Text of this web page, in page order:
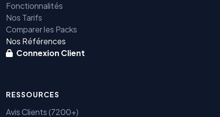
Fonctionnalités
Nos Tarifs
Comparer les Packs
Nos Références
Connexion Client
RESSOURCES
Avis Clients (7200+)